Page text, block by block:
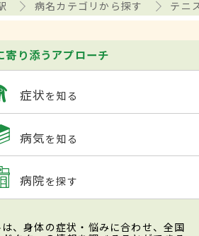
病名カテゴリから探す テニ
寄り添うアプローチ
症状を知る
病気を知る
病院を探す
、身体の症状・悩みに合わせ、全国